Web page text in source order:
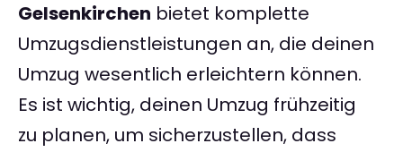
Gelsenkirchen bietet komplette
Umzugsdienstleistungen an, die deinen
Umzug wesentlich erleichtern können.
Es ist wichtig, deinen Umzug frühzeitig
zu planen, um sicherzustellen, dass